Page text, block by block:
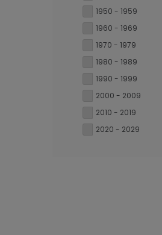
1950 - 1959
1960 - 1969
1970 - 1979
1980 - 1989
1990 - 1999
2000 - 2009
2010 - 2019
2020 - 2029